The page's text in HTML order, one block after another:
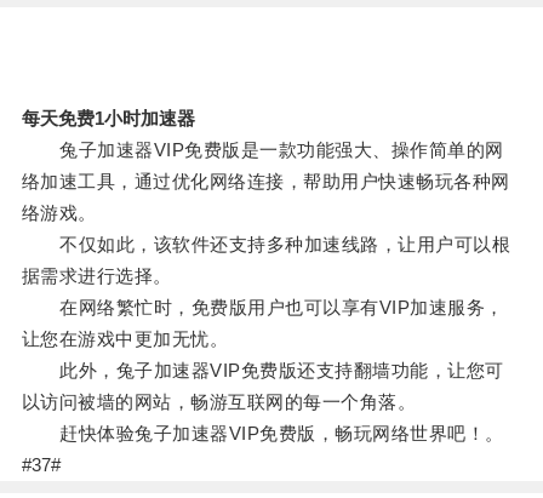
每天免费1小时加速器
兔子加速器VIP免费版是一款功能强大、操作简单的网
络加速工具，通过优化网络连接，帮助用户快速畅玩各种网
络游戏。
不仅如此，该软件还支持多种加速线路，让用户可以根
据需求进行选择。
在网络繁忙时，免费版用户也可以享有VIP加速服务，
让您在游戏中更加无忧。
此外，兔子加速器VIP免费版还支持翻墙功能，让您可
以访问被墙的网站，畅游互联网的每一个角落。
赶快体验兔子加速器VIP免费版，畅玩网络世界吧！。
#37#